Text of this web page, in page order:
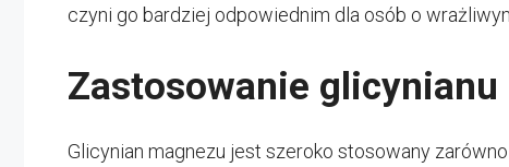
czyni go bardziej odpowiednim dla osób o
Zastosowanie glicynianu
Glicynian magnezu jest szeroko stosowany